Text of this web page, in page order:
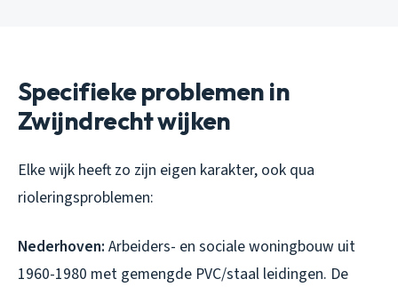
Specifieke problemen in
Zwijndrecht wijken
Elke wijk heeft zo zijn eigen karakter, ook qua
rioleringsproblemen:
Nederhoven: Arbeiders- en sociale woningbouw uit
1960-1980 met gemengde PVC/staal leidingen. De